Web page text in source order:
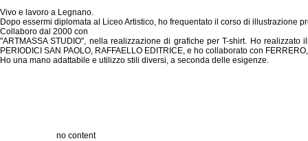
Vivo e lavoro a Legnano.
Dopo essermi diplomata al Liceo Artistico, ho frequentato il corso di illustrazione
Collaboro dal 2000 con
"ARTMASSA STUDIO", nella realizzazione di grafiche per T-shirt. Ho
PERIODICI SAN PAOLO, RAFFAELLO EDITRICE, e ho collaborato con
Ho una mano adattabile e utilizzo stili diversi, a seconda delle esigenze.
no content